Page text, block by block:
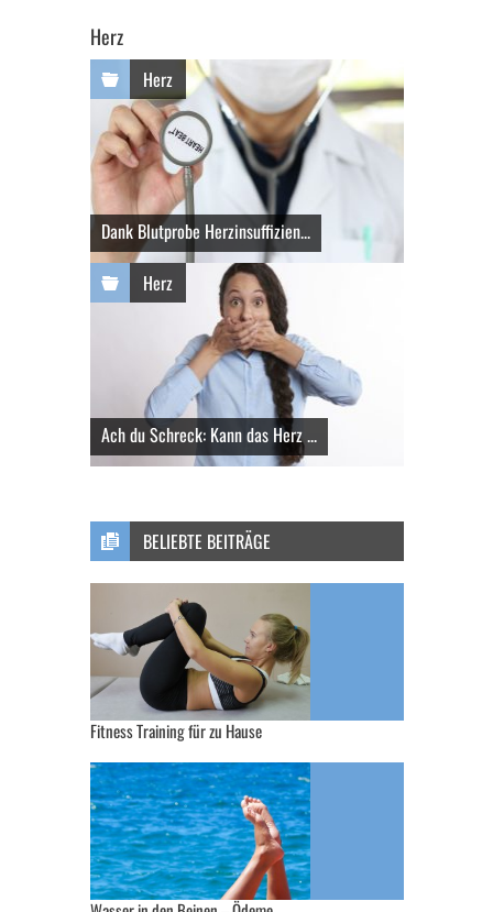
Herz
Herz
Dank Blutprobe Herzinsuffizien...
Herz
Ach du Schreck: Kann das Herz ...
BELIEBTE BEITRÄGE
Fitness Training für zu Hause